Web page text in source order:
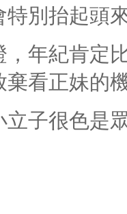
特別抬起頭
，年紀肯定
棄看正妹的
立子很色是